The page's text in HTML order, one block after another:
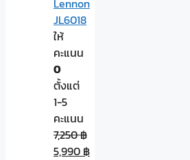
JL6018
ให้
คะแนน
0
ตั้งแต่
1-5
คะแนน
7,250฿
5,990 ฿